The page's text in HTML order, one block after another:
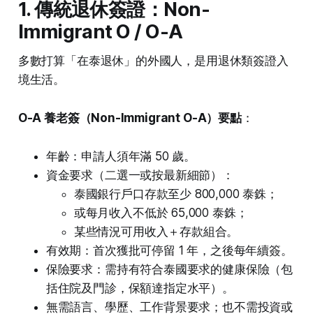
1. 傳統退休簽證：Non-
Immigrant O / O-A
多數打算「在泰退休」的外國人，是用退休類簽證入
境生活。
O-A 養老簽（Non-Immigrant O-A）要點：
年齡：申請人須年滿 50 歲。
資金要求（二選一或按最新細節）：
泰國銀行戶口存款至少 800,000 泰銖；
或每月收入不低於 65,000 泰銖；
某些情況可用收入＋存款組合。
有效期：首次獲批可停留 1 年，之後每年續簽。
保險要求：需持有符合泰國要求的健康保險（包
括住院及門診，保額達指定水平）。
無需語言、學歷、工作背景要求；也不需投資或